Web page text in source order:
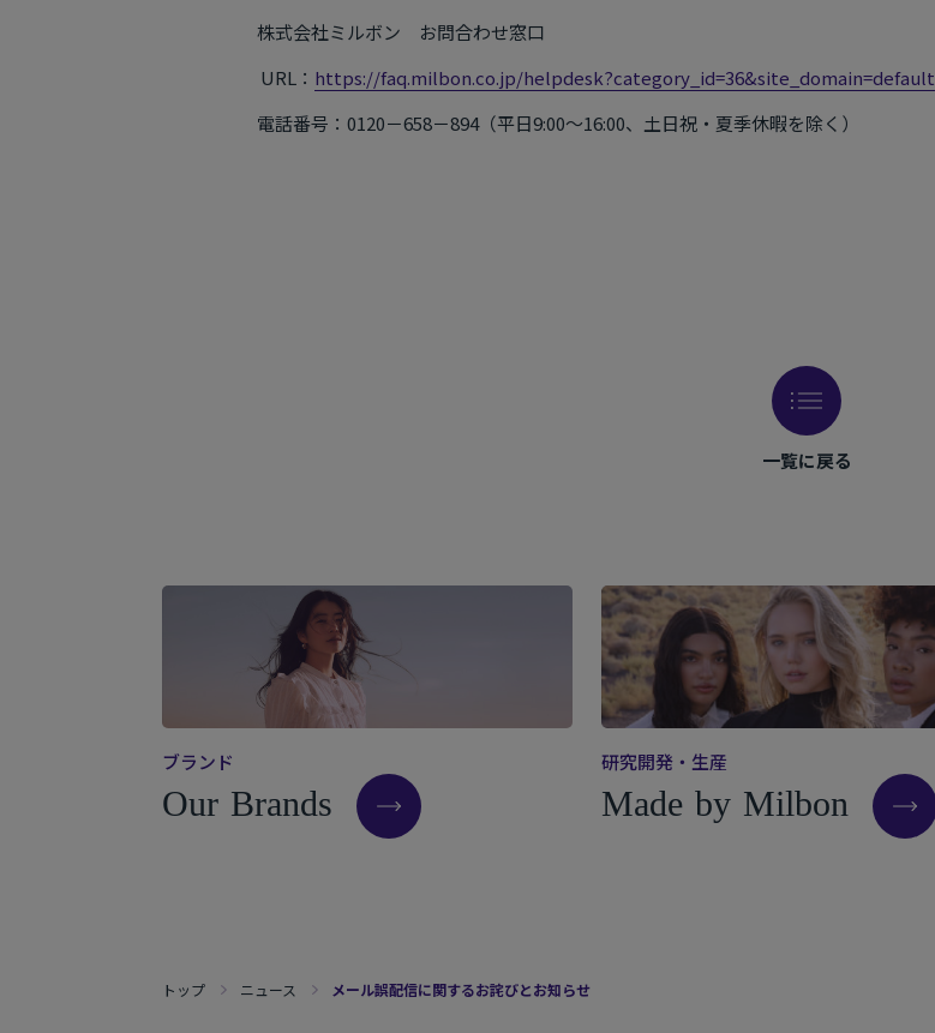
株式会社ミルボン お問合わせ窓口
URL： https://faq.milbon.co.jp/helpdesk?category_id=36&site_domain=default
電話番号：0120－658－894（平日9:00～16:00、土日祝・夏季休暇を除く）
一覧に戻る
ブラン ド
Our Brands
研究開発・ 生産
Made by Milbon
トップ ニュース メール誤配信に関するお詫びとお知らせ